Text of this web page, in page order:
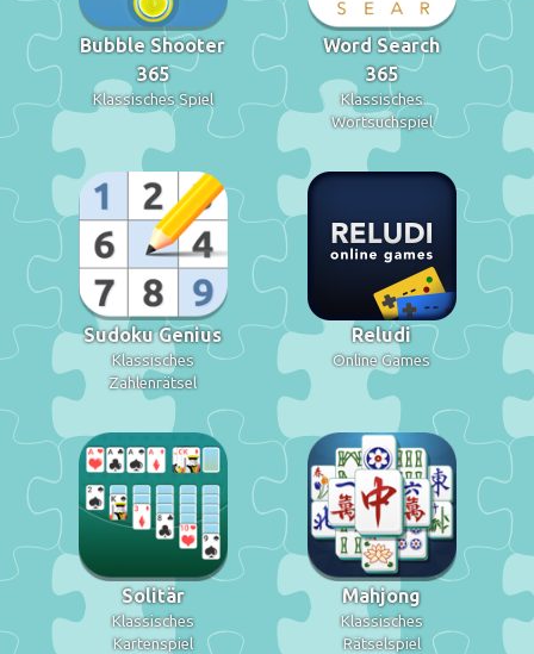
Bubble Shooter
365
Klassisches Spiel
Word Search
365
Klassisches
Wortsuchspiel
Sudoku Genius
Klassisches
Zahlenrätsel
Reludi
Online Games
Solitär
Klassisches
Kartenspiel
Mahjong
Klassisches
Rätselspiel